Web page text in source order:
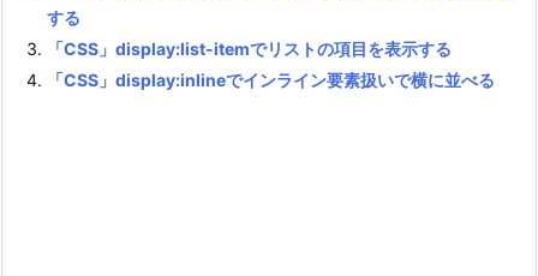
する
「CSS」display:list-itemでリストの項目を表示する
「CSS」display:inlineでインライン要素扱いで横に並べる